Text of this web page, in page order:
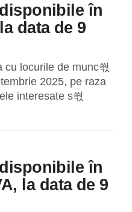
în
data de 9
cu locurile de munc쒃
2025, pe raza
interesate s쒃
în
la data de 9